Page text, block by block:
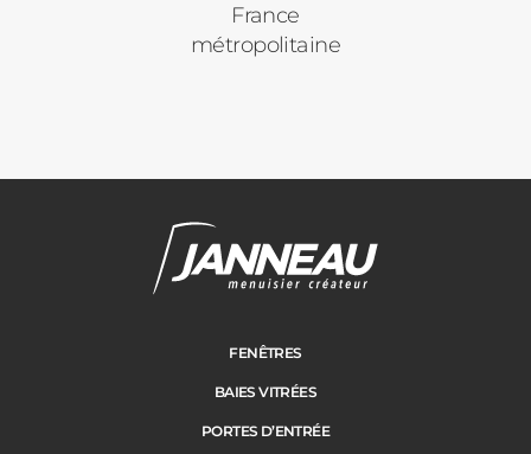
France
métropolitaine
FENÊTRES
BAIES VITRÉES
PORTES D’ENTRÉE